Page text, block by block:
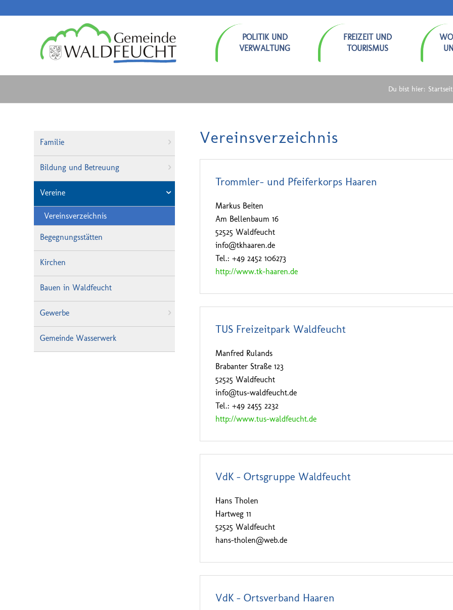
POLITIK UND
VERWALTUNG
FREIZEIT UND
TOURISMUS
Du bist hier:
Vereinsverzeichnis
Trommler- und Pfeiferkorps Haaren
Markus Beiten
Am Bellenbaum 16
52525 Waldfeucht
info@tkhaaren.de
Tel.: +49 2452 106273
http://www.tk-haaren.de
TUS Freizeitpark Waldfeucht
Manfred Rulands
Brabanter Straße 123
52525 Waldfeucht
info@tus-waldfeucht.de
Tel.: +49 2455 2232
http://www.tus-waldfeucht.de
VdK – Ortsgruppe Waldfeucht
Hans Tholen
Hartweg 11
52525 Waldfeucht
hans-tholen@web.de
VdK – Ortsverband Haaren
Familie
Bildung und Betreuung
Vereine
Vereinsverzeichnis
Begegnungsstätten
Kirchen
Bauen in Waldfeucht
Gewerbe
Gemeinde Wasserwerk